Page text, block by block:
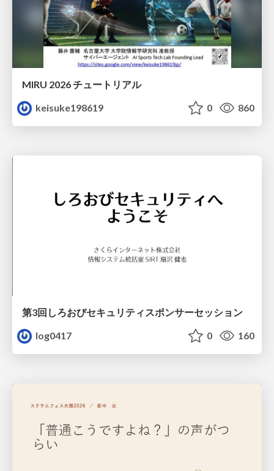
MIRU 2026 チュートリアル
keisuke198619
0 860
第3回しろおびセキュリティスポンサーセッション
log0417
0 160